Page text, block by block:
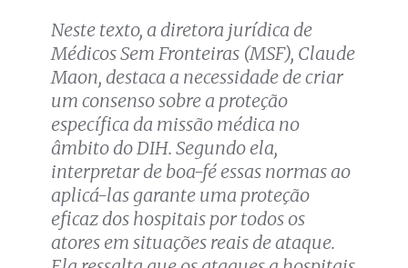
Neste texto, a diretora jurídica de
Médicos Sem Fronteiras (MSF), Claude
Maon, destaca a necessidade de criar
um consenso sobre a proteção
específica da missão médica no
âmbito do DIH. Segundo ela,
interpretar de boa-fé essas normas ao
aplicá-las garante uma proteção
eficaz dos hospitais por todos os
atores em situações reais de ataque.